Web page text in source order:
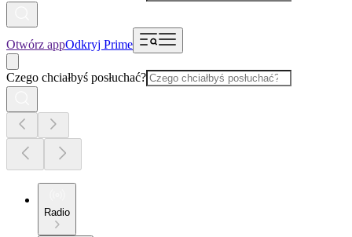
Otwórz appOdkryj Prime
Czego chciałbyś posłuchać?
Radio